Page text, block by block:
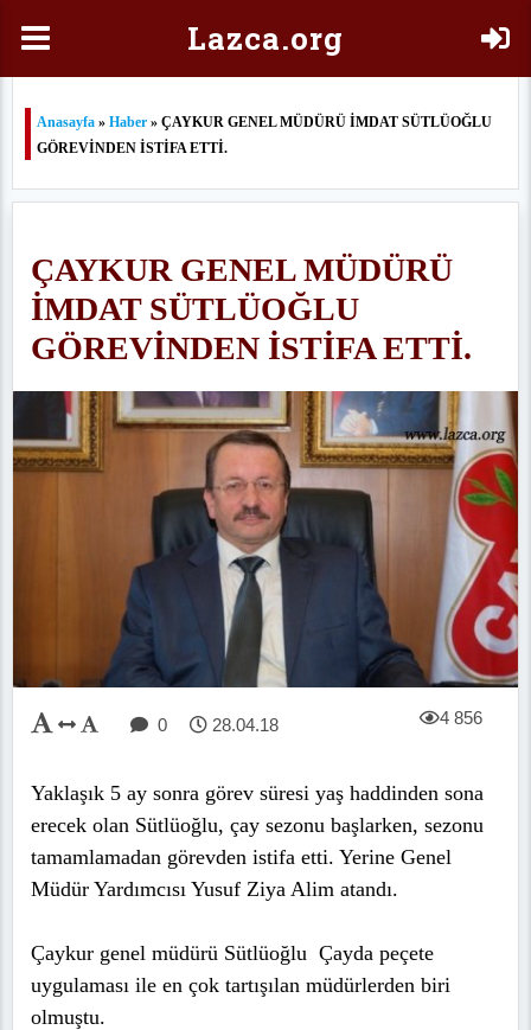
Lazca.org
Anasayfa » Haber » ÇAYKUR GENEL MÜDÜRÜ İMDAT SÜTLÜOĞLU
GÖREVİNDEN İSTİFA ETTİ.
ÇAYKUR GENEL MÜDÜRÜ
İMDAT SÜTLÜOĞLU
GÖREVİNDEN İSTİFA ETTİ.
0 28.04.18 4 856
Yaklaşık 5 ay sonra görev süresi yaş haddinden sona
erecek olan Sütlüoğlu, çay sezonu başlarken, sezonu
tamamlamadan görevden istifa etti. Yerine Genel
Müdür Yardımcısı Yusuf Ziya Alim atandı.
Çaykur genel müdürü Sütlüoğlu Çayda peçete
uygulaması ile en çok tartışılan müdürlerden biri
olmuştu.